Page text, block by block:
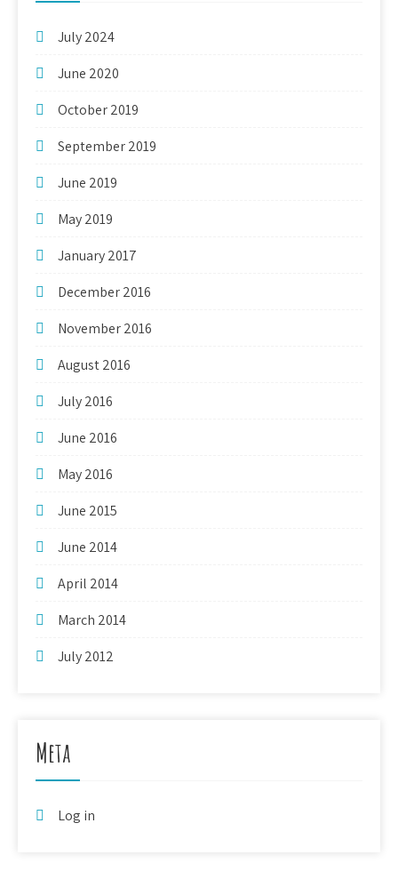
July 2024
June 2020
October 2019
September 2019
June 2019
May 2019
January 2017
December 2016
November 2016
August 2016
July 2016
June 2016
May 2016
June 2015
June 2014
April 2014
March 2014
July 2012
Meta
Log in